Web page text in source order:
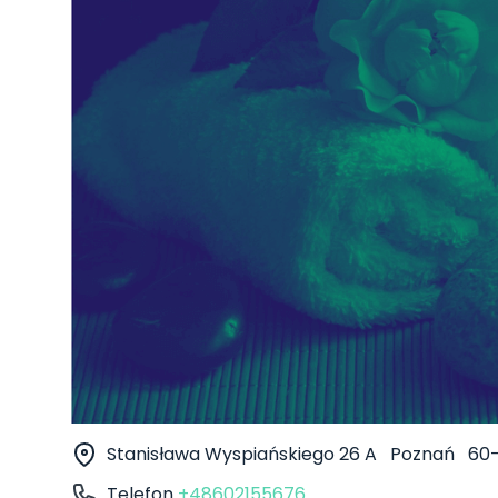
Stanisława Wyspiańskiego 26 A Poznań